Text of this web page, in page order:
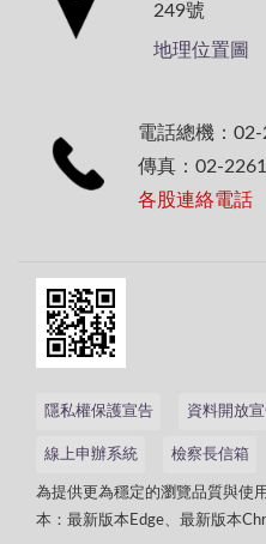
249號
地理位置圖
電話總機：
傳真：02-
各股連絡電話
隱私權保護宣告 資料開放
線上申辦系統 檢察長信箱
為提供更為穩定的瀏覽品質與使
本：最新版本Edge、最新版本